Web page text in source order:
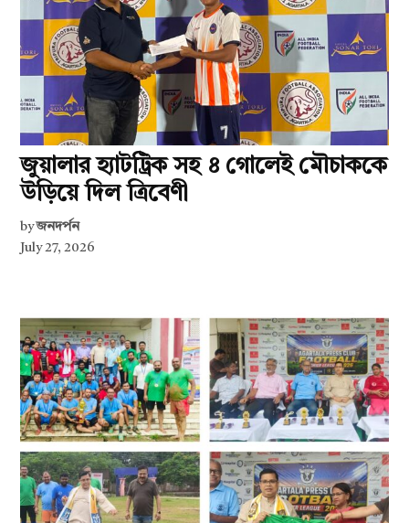
জুয়ালার হ্যাটট্রিক সহ ৪ গোলেই মৌচাককে
উড়িয়ে দিল ত্রিবেণী
by জনদর্পন
July 27, 2026